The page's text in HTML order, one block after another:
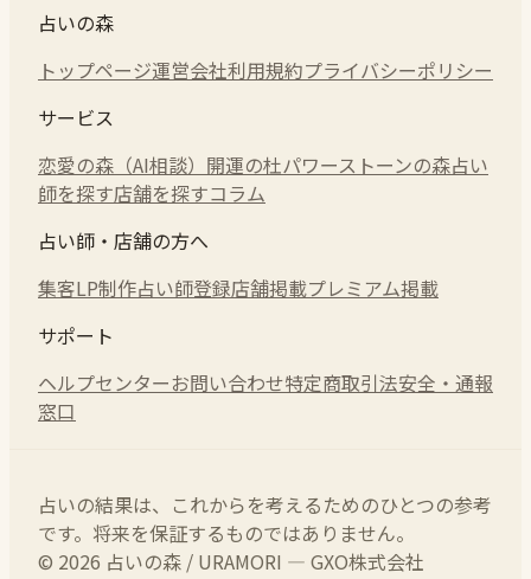
占いの森
トップページ運営会社利用規約プライバシーポリシー
サービス
恋愛の森（AI相談） 開運の杜パワーストーンの森占い
師を探す店舗を探すコラム
占い師・店舗の方へ
集客LP制作占い師登録店舗掲載プレミアム掲載
サポート
ヘルプセンターお問い合わせ特定商取引法安全・通報
窓口
占いの結果は、これからを考えるためのひとつの参考
です。将来を保証するものではありません。
© 2026 占いの森 / URAMORI — GXO株式会社